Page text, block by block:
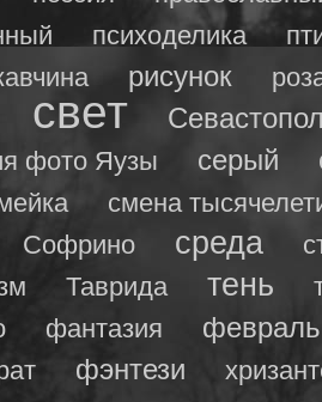
психоделика
рисунок
свет
фото Яузы серый
смена
Софрино среда
Таврида тень
фантазия февраль
фэнтези